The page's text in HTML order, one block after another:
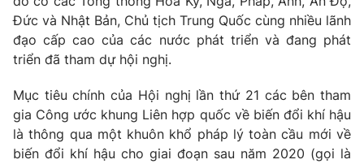
Học trực tuyến
Hitech Công nghệ tương lai
Sản phẩm
Thị trường
Tư vấn
Giao lưu trực tuyến
Lịch phát sóng
Chuyên mục khác
Đức và Nhật Bản, Chủ tịch Trung Quốc cùng nhiều lãnh
đạo cấp cao của các nước phát triển và đang phát
triển đã tham dự hội nghị.
Mục tiêu chính của Hội nghị lần thứ 21 các bên tham
gia Công ước khung Liên hợp quốc về biến đổi khí hậu
là thông qua một khuôn khổ pháp lý toàn cầu mới về
biến đổi khí hậu cho giai đoạn sau năm 2020 (gọi là